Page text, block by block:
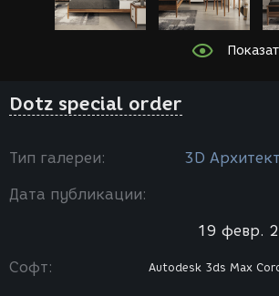
Dotz special order
Тип галереи: 3D
Дата публикации:
19 февр.
Софт: Autodesk 3ds Max